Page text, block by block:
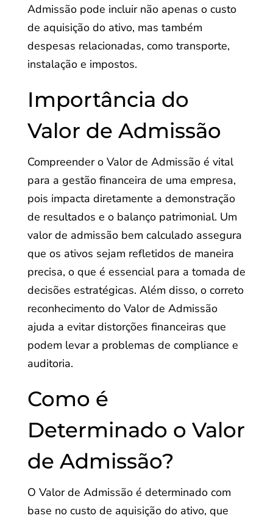
Admissão pode incluir não apenas o custo
de aquisição do ativo, mas também
despesas relacionadas, como transporte,
instalação e impostos.
Importância do
Valor de Admissão
Compreender o Valor de Admissão é vital
para a gestão financeira de uma empresa,
pois impacta diretamente a demonstração
de resultados e o balanço patrimonial. Um
valor de admissão bem calculado assegura
que os ativos sejam refletidos de maneira
precisa, o que é essencial para a tomada de
decisões estratégicas. Além disso, o correto
reconhecimento do Valor de Admissão
ajuda a evitar distorções financeiras que
podem levar a problemas de compliance e
auditoria.
Como é
Determinado o Valor
de Admissão?
O Valor de Admissão é determinado com
base no custo de aquisição do ativo, que